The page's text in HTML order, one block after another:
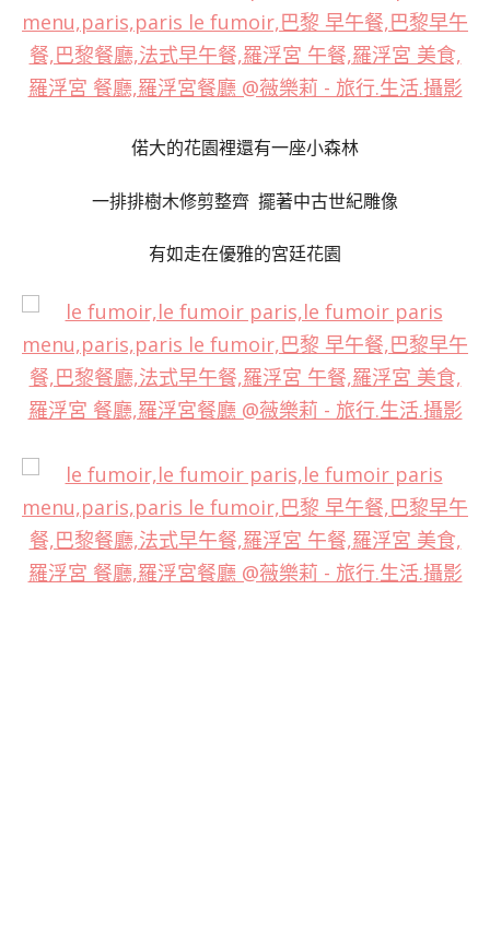
偌大的花園裡還有一座小森林
一排排樹木修剪整齊 擺著中古世紀雕像
有如走在優雅的宮廷花園